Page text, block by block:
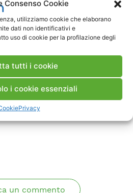
Consenso Cookie
utilizziamo cookie che elaborano
dati non identificativi e
uso di cookie per la profilazione degli
tutti i cookie
i cookie essenziali
Privacy
l’invecchiamento di
in resina. Un protocollo di
è stato messo a punto in
stato di stress dello strato
e alcuni marcatori
emessi in aria dalla matrice
Rapporto
un commento